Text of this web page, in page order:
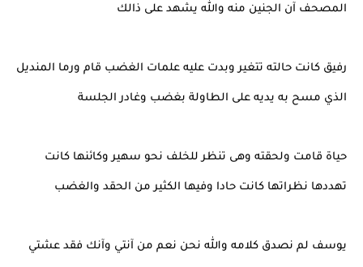
المصحف آن الجنين منه والله يشهد على ذالك
رفيق كانت حالته تتغير وبدت عليه علمات الغضب قام ورما المنديل
الذي مسح به يديه على الطاولة بغضب وغادر الجلسة
حياة قامت ولحقته وهى تنظر للخلف نحو سهير وكائنها كانت
تهددها نظراتها كانت حادا وفيها الكثير من الحقد والغضب
يوسف لم نصدق كلامه والله نحن نعم من آنتي وآنك فقد عشتي